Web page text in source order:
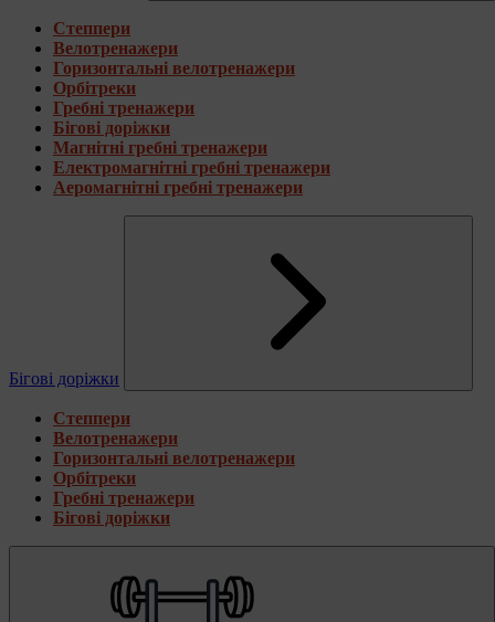
Степпери
Велотренажери
Горизонтальні велотренажери
Орбітреки
Гребні тренажери
Бігові доріжки
Магнітні гребні тренажери
Електромагнітні гребні тренажери
Аеромагнітні гребні тренажери
Бігові доріжки
Степпери
Велотренажери
Горизонтальні велотренажери
Орбітреки
Гребні тренажери
Бігові доріжки